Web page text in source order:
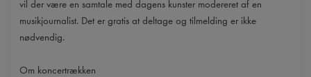
vil der være en samtale med dagens kunster modereret af en
musikjournalist. Det er gratis at deltage og tilmelding er ikke
nødvendig.
Om koncertrækken